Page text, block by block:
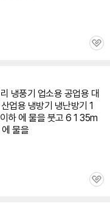
관
냉풍기 업소용 공업용 대
업용 냉방기 냉난방기 1
하 에 물을 붓고 6 1 35m
물을
관